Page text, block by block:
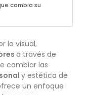
cambia su
lo visual,
a través de
cambiar las
y estética de
un enfoque